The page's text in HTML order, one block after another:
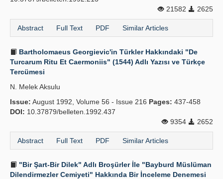
21582
2625
Abstract Full Text PDF Similar Articles
Bartholomaeus Georgievic'in Türkler Hakkındaki "De
Turcarum Ritu Et Caermoniis" (1544) Adlı Yazısı ve Türkçe
Tercümesi
N. Melek Aksulu
Issue: August 1992, Volume 56 - Issue 216 Pages: 437-458
DOI: 10.37879/belleten.1992.437
9354
2652
Abstract Full Text PDF Similar Articles
"Bir Şart-Bir Dilek" Adlı Broşürler İle "Bayburd Müslüman
Dilendirmezler Cemiyeti" Hakkında Bir İnceleme Denemesi